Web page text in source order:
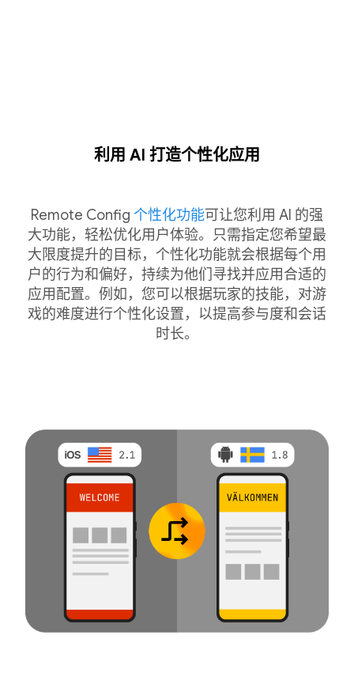
利用 AI 打造个性化应用
Remote Config 个性化功能可让您利用 AI 的强
大功能，轻松优化用户体验。只需指定您希望最
大限度提升的目标，个性化功能就会根据每个用
户的行为和偏好，持续为他们寻找并应用合适的
应用配置。例如，您可以根据玩家的技能，对游
戏的难度进行个性化设置，以提高参与度和会话
时长。